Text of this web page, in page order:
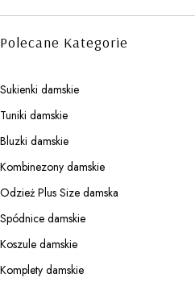
Polecane Kategorie
Sukienki damskie
Tuniki damskie
Bluzki damskie
Kombinezony damskie
Odzież Plus Size damska
Spódnice damskie
Koszule damskie
Komplety damskie